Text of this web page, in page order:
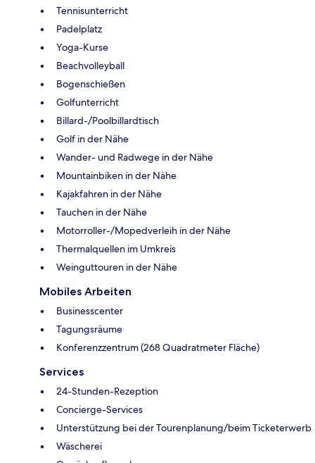
Tennisunterricht
Padelplatz
Yoga-Kurse
Beachvolleyball
Bogenschießen
Golfunterricht
Billard-/Poolbillardtisch
Golf in der Nähe
Wander- und Radwege in der Nähe
Mountainbiken in der Nähe
Kajakfahren in der Nähe
Tauchen in der Nähe
Motorroller-/Mopedverleih in der Nähe
Thermalquellen im Umkreis
Weinguttouren in der Nähe
Mobiles Arbeiten
Businesscenter
Tagungsräume
Konferenzzentrum (268 Quadratmeter Fläche)
Services
24-Stunden-Rezeption
Concierge-Services
Unterstützung bei der Tourenplanung/beim Ticketerwerb
Wäscherei